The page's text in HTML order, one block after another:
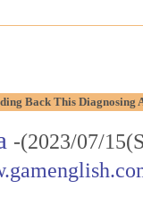
Back This Diagnosing
-(2023/07/